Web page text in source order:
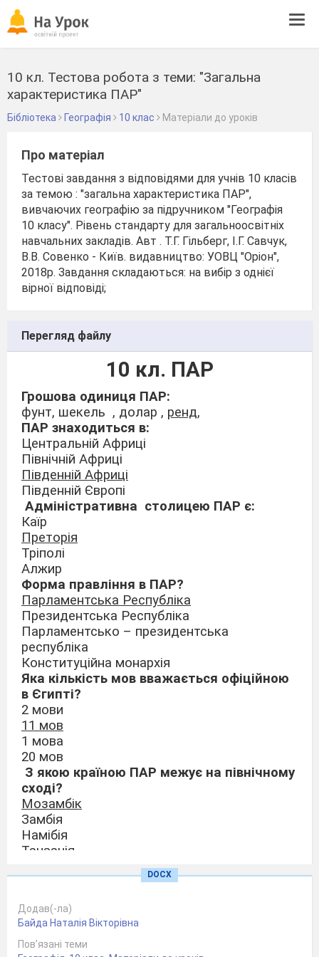
10 кл. Тестова робота з теми: "Загальна
характеристика ПАР"
Бібліотека Географія 10 клас Матеріали до уроків
Про матеріал
Тестові завдання з відповідями для учнів 10 класів
за темою : "загальна характеристика ПАР",
вивчаючих географію за підручником "Географія
10 класу". Рівень стандарту для загальноосвітніх
навчальних закладів. Авт . Т.Г. Гільберг, І.Г. Савчук,
В.В. Совенко - Київ. видавництво: УОВЦ "Оріон",
2018р. Завдання складаються: на вибір з однієї
вірної відповіді;
Перегляд файлу
10 кл. ПАР
Грошова одиниця ПАР:
фунт, шекель , долар , ренд,
ПАР знаходиться в:
Центральній Африці
Північній Африці
Південній Африці
Південній Європі
Адміністративна столицею ПАР є:
Каїр
Преторія
Тріполі
Алжир
Форма правління в ПАР?
Парламентська Республіка
Президентська Республіка
Парламентсько – президентська
республіка
Конституційна монархія
Яка кількість мов вважається офіційною
в Єгипті?
2 мови
11 мов
1 мова
20 мов
З якою країною ПАР межує на північному
сході?
Мозамбік
Замбія
Намібія
Танзанія
Виберіть два види діяльності, які
займають «Левову» частку в ВВП країни.
Бізнес-послуги та переробна промисловість
Фінанси та будівництво
Роздрібна торгівля і ремонт
DOCX
Додав(-ла)
Байда Наталія Вікторівна
Пов’язані теми